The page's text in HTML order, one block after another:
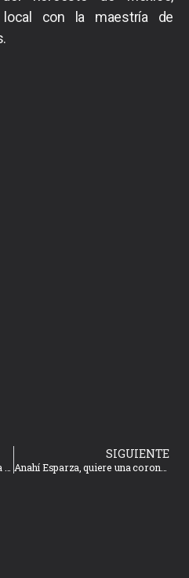
con la maestría de
SIGUIENTE